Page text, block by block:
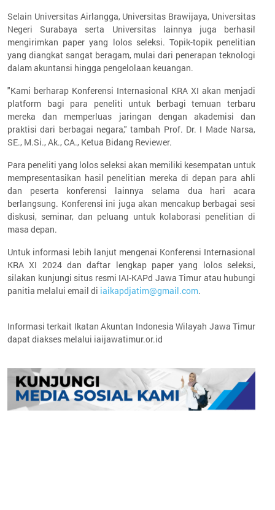
Selain Universitas Airlangga, Universitas Brawijaya, Universitas
Negeri Surabaya serta Universitas lainnya juga berhasil
mengirimkan paper yang lolos seleksi. Topik-topik penelitian
yang diangkat sangat beragam, mulai dari penerapan teknologi
dalam akuntansi hingga pengelolaan keuangan.
"Kami berharap Konferensi Internasional KRA XI akan menjadi
platform bagi para peneliti untuk berbagi temuan terbaru
mereka dan memperluas jaringan dengan akademisi dan
praktisi dari berbagai negara," tambah Prof. Dr. I Made Narsa,
SE., M.Si., Ak., CA., Ketua Bidang Reviewer.
Para peneliti yang lolos seleksi akan memiliki kesempatan untuk
mempresentasikan hasil penelitian mereka di depan para ahli
dan peserta konferensi lainnya selama dua hari acara
berlangsung. Konferensi ini juga akan mencakup berbagai sesi
diskusi, seminar, dan peluang untuk kolaborasi penelitian di
masa depan.
Untuk informasi lebih lanjut mengenai Konferensi Internasional
KRA XI 2024 dan daftar lengkap paper yang lolos seleksi,
silakan kunjungi situs resmi IAI-KAPd Jawa Timur atau hubungi
panitia melalui email di iaikapdjatim@gmail.com.
Informasi terkait Ikatan Akuntan Indonesia Wilayah Jawa Timur
dapat diakses melalui iaijawatimur.or.id